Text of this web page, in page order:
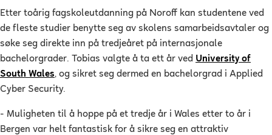
Etter toårig fagskoleutdanning på Noroff kan studentene ved
de fleste studier benytte seg av skolens samarbeidsavtaler og
søke seg direkte inn på tredjeåret på internasjonale
bachelorgrader. Tobias valgte å ta ett år ved University of
South Wales, og sikret seg dermed en bachelorgrad i Applied
Cyber Security.
- Muligheten til å hoppe på et tredje år i Wales etter to år i
Bergen var helt fantastisk for å sikre seg en attraktiv